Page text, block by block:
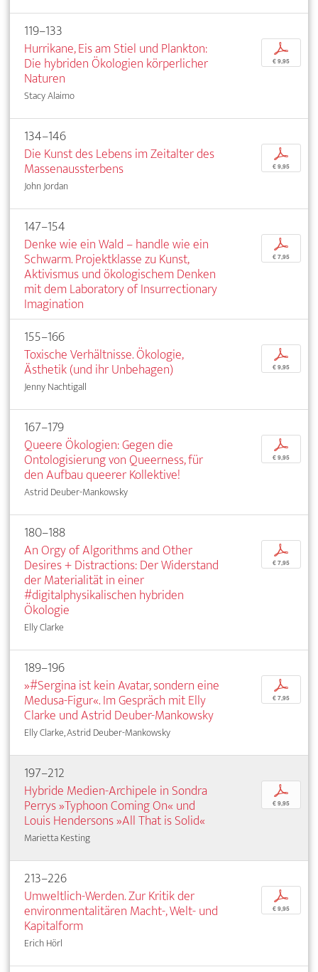
119–133
Hurrikane, Eis am Stiel und Plankton:
Die hybriden Ökologien körperlicher
Naturen
Stacy Alaimo
p
€ 9,95
134–146
Die Kunst des Lebens im Zeitalter des
Massenaussterbens
John Jordan
p
€ 9,95
147–154
Denke wie ein Wald – handle wie ein
Schwarm. Projektklasse zu Kunst,
Aktivismus und ökologischem Denken
mit dem Laboratory of Insurrectionary
Imagination
p
€ 7,95
155–166
Toxische Verhältnisse. Ökologie,
Ästhetik (und ihr Unbehagen)
Jenny Nachtigall
p
€ 9,95
167–179
Queere Ökologien: Gegen die
Ontologisierung von Queerness, für
den Aufbau queerer Kollektive!
Astrid Deuber-Mankowsky
p
€ 9,95
180–188
An Orgy of Algorithms and Other
Desires + Distractions: Der Widerstand
der Materialität in einer
#digitalphysikalischen hybriden
Ökologie
Elly Clarke
p
€ 7,95
189–196
»#Sergina ist kein Avatar, sondern eine
Medusa-Figur«. Im Gespräch mit Elly
Clarke und Astrid Deuber-Mankowsky
Elly Clarke, Astrid Deuber-Mankowsky
p
€ 7,95
197–212
Hybride Medien-Archipele in Sondra
Perrys »Typhoon Coming On« und
Louis Hendersons »All That is Solid«
Marietta Kesting
p
€ 9,95
213–226
Umweltlich-Werden. Zur Kritik der
environmentalitären Macht-, Welt- und
Kapitalform
Erich Hörl
p
€ 9,95